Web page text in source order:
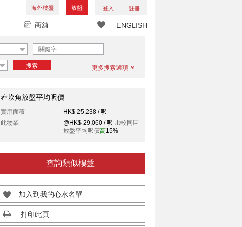
海外樓盤 放盤 登入 註冊
ENGLISH
商舖
搜索 更多搜索選項
舂坎角放盤平均呎價
實用面積
HK$ 25,238 / 呎
此物業
@HK$ 29,060 / 呎 比較同區
放盤平均呎價高15%
查詢類似樓盤
加入到我的心水名單
打印此頁